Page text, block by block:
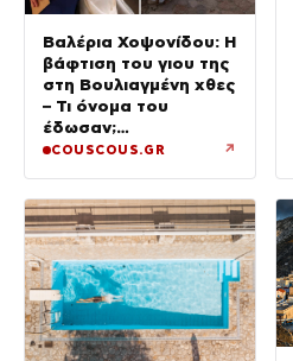
Βαλέρια Χοψονίδου: Η
βάφτιση του γιου της
στη Βουλιαγμένη χθες
– Τι όνομα του
έδωσαν;
(Φωτογραφίες)
COUSCOUS.GR ↗